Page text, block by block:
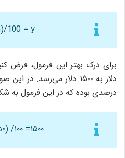
100 = y
درصدی بوده که در این فرمول به
۱۵۰۰= ۱۰۰/ (۱۰۰+۵۰) = ۱۰۰۰ *